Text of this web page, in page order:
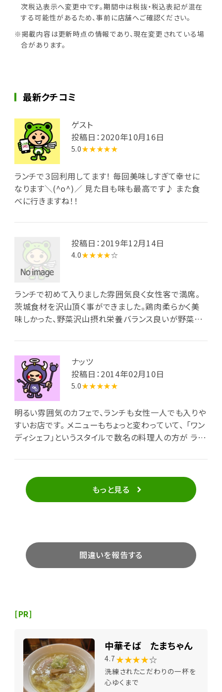
次税込表示へ変更中です。期間中は税抜・税込表記が混在
する可能性があるため、事前に店舗へご確認ください。
※掲載内容は更新時点の情報であり、現在変更されている場
合があります。
最新クチコミ
ゲスト
投稿日：2020年10月16日
5.0★★★★★
ランチで３回利用してます！ 毎回美味しすぎて幸せに
なります＼(^o^)／ 見た目も味も最高です♪ また食
べに行きますね！！
投稿日：2019年12月14日
4.0★★★★☆
ランチで初めて入りました雰囲気良く女性客で満席。
茨城食材を沢山頂く事ができました。鶏肉柔らかく美
味しかった、野菜沢山摂れ栄養バランス良いが野菜少
ナッツ
投稿日：2014年02月10日
5.0★★★★★
明るい雰囲気のカフェで、ランチも女性一人でも入りや
すいお店です。 メニューもちょっと変わっていて、 「ワン
ディシェフ」というスタイルで数名の料理人の方が ラン
を見つけられたら楽しいかも。 チキン料理とカレーを
食べましたがどちらも美味しかった！ 次に食べたいと
思っているのが、薬膳料理です。
もっと見る
間違いを報告する
[PR]
中華そば たまちゃん
4.7 ★★★★☆
洗練されたこだわりの一杯を
心ゆくまで